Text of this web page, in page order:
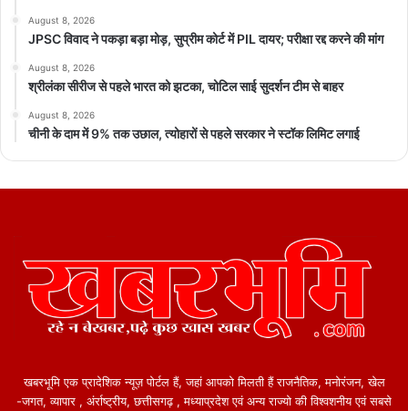
August 8, 2026
JPSC विवाद ने पकड़ा बड़ा मोड़, सुप्रीम कोर्ट में PIL दायर; परीक्षा रद्द करने की मांग
August 8, 2026
श्रीलंका सीरीज से पहले भारत को झटका, चोटिल साई सुदर्शन टीम से बाहर
August 8, 2026
चीनी के दाम में 9% तक उछाल, त्योहारों से पहले सरकार ने स्टॉक लिमिट लगाई
खबरभूमि एक प्रादेशिक न्यूज़ पोर्टल हैं, जहां आपको मिलती हैं राजनैतिक, मनोरंजन, खेल
-जगत, व्यापार , अंर्राष्ट्रीय, छत्तीसगढ़ , मध्याप्रदेश एवं अन्य राज्यो की विश्वशनीय एवं सबसे